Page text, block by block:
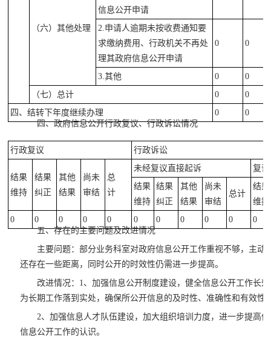
（六）其他处理
信息公开申请
2.申请人逾期未按收费通知要
求缴纳费用、行政机关不再处
理其政府信息公开申请
0 0
3.其他 0 0
（七）总计
0 0
四、结转下年度继续办理
0 0
四、政府信息公开行政复议、行政诉讼情况
行政复议 行政诉讼
结果
维持
结果
纠正
其他
结果
尚未
审结
总
计
未经复议直接起诉
复
结果
维持
结果
纠正
其他
结果
尚未
审结
总计
结果
维持
0
0 0 0 0 0 0 0 0 0
0
五、存在的主要问题及改进情况
主要问题：部分业务科室对政府信息公开工作重视不够，主动
还存在一些距离，同时公开的时效性仍需进一步提高。
改进情况：1、加强信息公开制度建设，健全信息公开工作长
为长期工作落到实处，确保所公开信息的及时性、准确性和有效性
2、加强信息人才队伍建设，加大组织培训力度，进一步提高
信息公开工作的认识。